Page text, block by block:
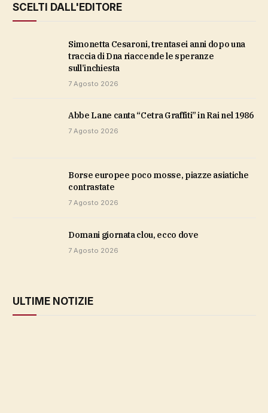
SCELTI DALL'EDITORE
Simonetta Cesaroni, trentasei anni dopo una
traccia di Dna riaccende le speranze
sull’inchiesta
7 Agosto 2026
Abbe Lane canta “Cetra Graffiti” in Rai nel 1986
7 Agosto 2026
Borse europee poco mosse, piazze asiatiche
contrastate
7 Agosto 2026
domani giornata clou, ecco dove
7 Agosto 2026
ULTIME NOTIZIE